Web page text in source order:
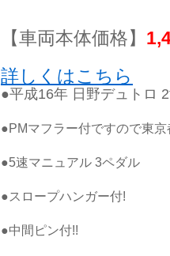
【車両本体価格】
詳しくはこちら
●平成16年 日野デュトロ
●PMマフラー付ですので東
●5速マニュアル 3ペダル
●スロープハンガー付!
●中間ピン付!!